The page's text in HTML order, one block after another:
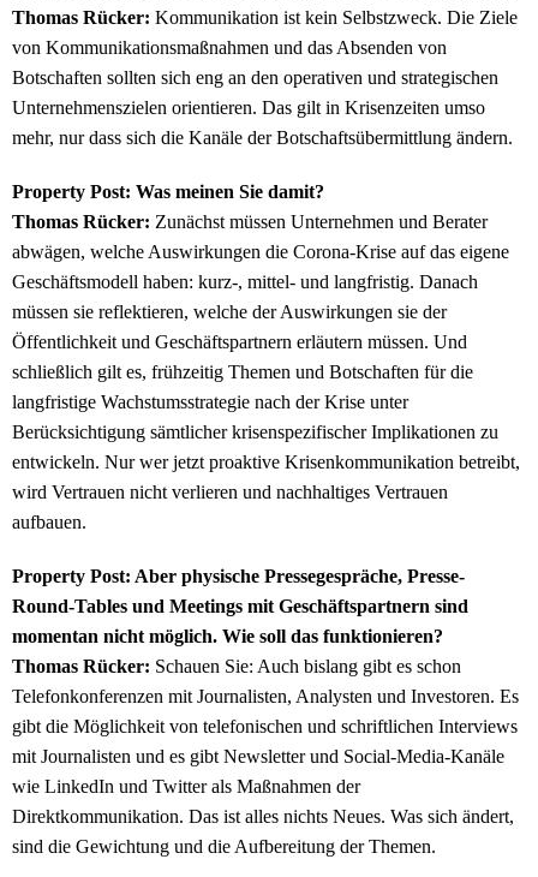
Thomas Rücker: Kommunikation ist kein Selbstzweck. Die Ziele
von Kommunikationsmaßnahmen und das Absenden von
Botschaften sollten sich eng an den operativen und strategischen
Unternehmenszielen orientieren. Das gilt in Krisenzeiten umso
mehr, nur dass sich die Kanäle der Botschaftsübermittlung ändern.
Property Post: Was meinen Sie damit?
Thomas Rücker: Zunächst müssen Unternehmen und Berater
abwägen, welche Auswirkungen die Corona-Krise auf das eigene
Geschäftsmodell haben: kurz-, mittel- und langfristig. Danach
müssen sie reflektieren, welche der Auswirkungen sie der
Öffentlichkeit und Geschäftspartnern erläutern müssen. Und
schließlich gilt es, frühzeitig Themen und Botschaften für die
langfristige Wachstumsstrategie nach der Krise unter
Berücksichtigung sämtlicher krisenspezifischer Implikationen zu
entwickeln. Nur wer jetzt proaktive Krisenkommunikation betreibt,
wird Vertrauen nicht verlieren und nachhaltiges Vertrauen
aufbauen.
Property Post: Aber physische Pressegespräche, Presse-
Round-Tables und Meetings mit Geschäftspartnern sind
momentan nicht möglich. Wie soll das funktionieren?
Thomas Rücker: Schauen Sie: Auch bislang gibt es schon
Telefonkonferenzen mit Journalisten, Analysten und Investoren. Es
gibt die Möglichkeit von telefonischen und schriftlichen Interviews
mit Journalisten und es gibt Newsletter und Social-Media-Kanäle
wie LinkedIn und Twitter als Maßnahmen der
Direktkommunikation. Das ist alles nichts Neues. Was sich ändert,
sind die Gewichtung und die Aufbereitung der Themen.